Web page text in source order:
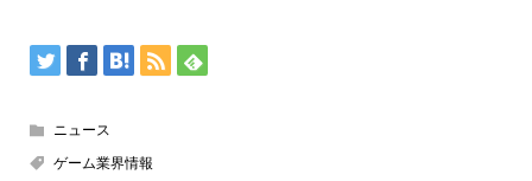
ニュース
ゲーム業界情報